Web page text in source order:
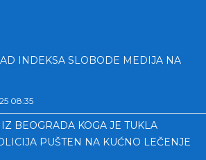
INDEKSA SLOBODE MEDIJA NA
08:35
BEOGRADA KOGA JE TUKLA
PUŠTEN NA KUĆNO LEČENJE